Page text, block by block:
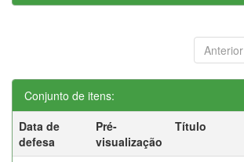
Anterior
Conjunto de itens:
Data de
defesa
Pré-
visualização
Título